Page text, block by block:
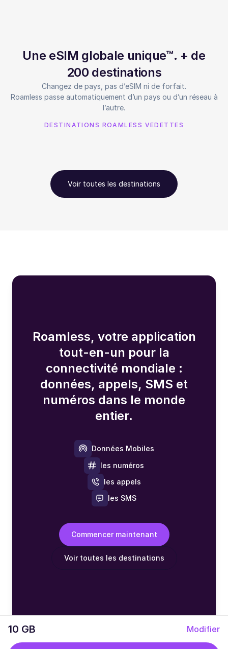
10 GB Modifier
Une eSIM globale unique™. + de
200 destinations
Changez de pays, pas d’eSIM ni de forfait.
Roamless passe automatiquement d’un pays ou d’un réseau à
l’autre.
DESTINATIONS ROAMLESS VEDETTES
Voir toutes les destinations
Roamless, votre application
tout-en-un pour la
connectivité mondiale :
données, appels, SMS et
numéros dans le monde
entier.
Données Mobiles
les numéros
les appels
les SMS
Commencer maintenant
Voir toutes les destinations